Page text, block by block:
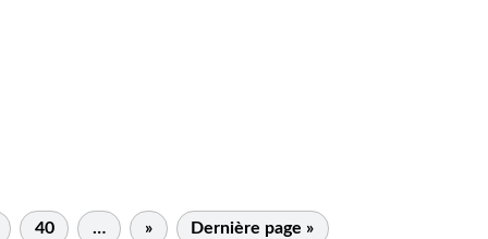
40 … » Dernière page »